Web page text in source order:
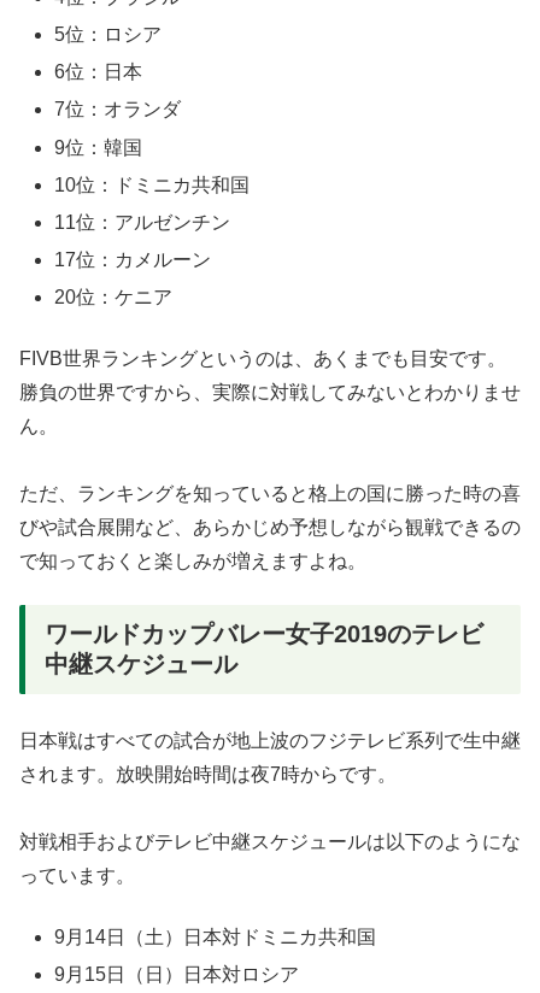
5位：ロシア
6位：日本
7位：オランダ
9位：韓国
10位：ドミニカ共和国
11位：アルゼンチン
17位：カメルーン
20位：ケニア
FIVB世界ランキングというのは、あくまでも目安です。
勝負の世界ですから、実際に対戦してみないとわかりませ
ん。
ただ、ランキングを知っていると格上の国に勝った時の喜
びや試合展開など、あらかじめ予想しながら観戦できるの
で知っておくと楽しみが増えますよね。
ワールドカップバレー女子2019のテレビ
中継スケジュール
日本戦はすべての試合が地上波のフジテレビ系列で生中継
されます。放映開始時間は夜7時からです。
対戦相手およびテレビ中継スケジュールは以下のようにな
っています。
9月14日（土）日本対ドミニカ共和国
9月15日（日）日本対ロシア